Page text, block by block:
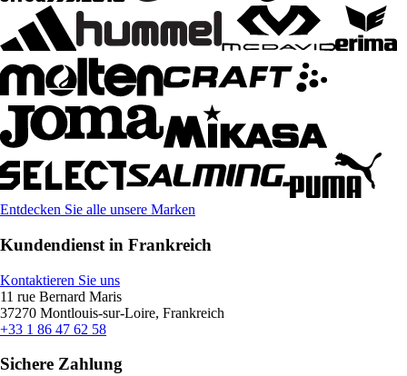
Entdecken Sie alle unsere Marken
Kundendienst in Frankreich
Kontaktieren Sie uns
11 rue Bernard Maris
37270 Montlouis-sur-Loire, Frankreich
+33 1 86 47 62 58
Sichere Zahlung